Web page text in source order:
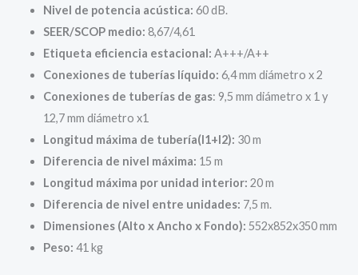
Nivel de potencia acústica: 60 dB.
SEER/SCOP medio: 8,67/4,61
Etiqueta eficiencia estacional: A+++/A++
Conexiones de tuberías líquido: 6,4 mm diámetro x 2
Conexiones de tuberías de gas: 9,5 mm diámetro x 1 y
12,7 mm diámetro x1
Longitud máxima de tubería(l1+l2): 30 m
Diferencia de nivel máxima: 15 m
Longitud máxima por unidad interior: 20 m
Diferencia de nivel entre unidades: 7,5 m.
Dimensiones (Alto x Ancho x Fondo): 552x852x350 mm
Peso: 41 kg